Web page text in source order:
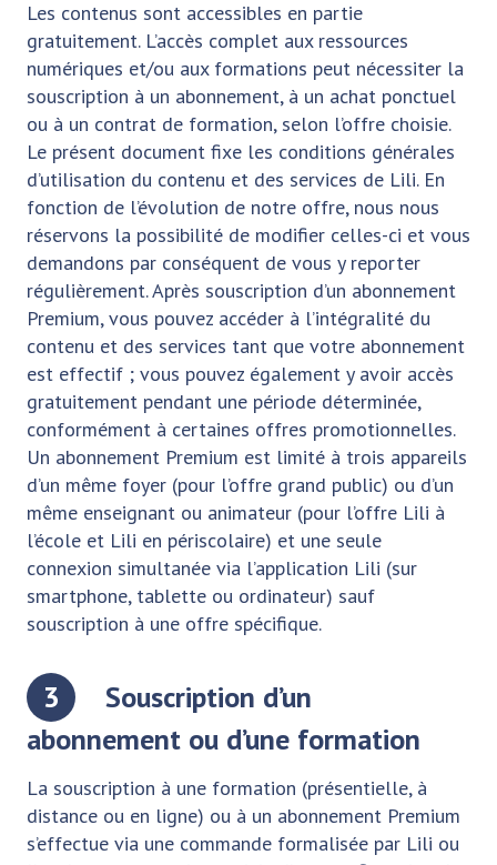
Les contenus sont accessibles en partie
gratuitement. L’accès complet aux ressources
numériques et/ou aux formations peut nécessiter la
souscription à un abonnement, à un achat ponctuel
ou à un contrat de formation, selon l’offre choisie.
Le présent document fixe les conditions générales
d’utilisation du contenu et des services de Lili. En
fonction de l’évolution de notre offre, nous nous
réservons la possibilité de modifier celles-ci et vous
demandons par conséquent de vous y reporter
régulièrement. Après souscription d’un abonnement
Premium, vous pouvez accéder à l’intégralité du
contenu et des services tant que votre abonnement
est effectif ; vous pouvez également y avoir accès
gratuitement pendant une période déterminée,
conformément à certaines offres promotionnelles.
Un abonnement Premium est limité à trois appareils
d’un même foyer (pour l’offre grand public) ou d’un
même enseignant ou animateur (pour l’offre Lili à
l’école et Lili en périscolaire) et une seule
connexion simultanée via l’application Lili (sur
smartphone, tablette ou ordinateur) sauf
souscription à une offre spécifique.
3
Souscription d’un
abonnement ou d’une formation
La souscription à une formation (présentielle, à
distance ou en ligne) ou à un abonnement Premium
s’effectue via une commande formalisée par Lili ou